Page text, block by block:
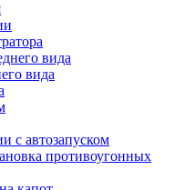
вида
вида
с автозапуском
противоугонных